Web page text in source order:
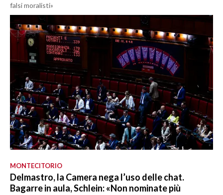
falsi moralisti»
MONTECITORIO
Delmastro, la Camera nega l’uso delle chat.
Bagarre in aula, Schlein: «Non nominate più